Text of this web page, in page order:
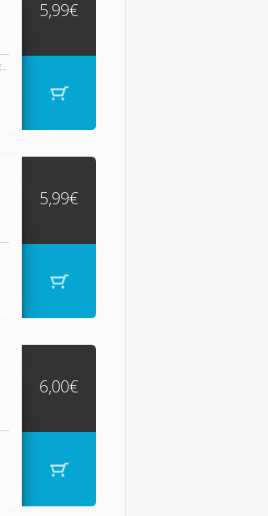
JAMES BROWN, DUEÑO INDISCUTIBLE DEL SOUL, CUYAS ÚNICAS INFLUENCIAS FUERON DIOS Y SU FUERZA DE DETERMINACIÓN, JAMES BROWN TOCÓ EN SU DORADA JUVENTUD VARIOS TEMAS DE RHYTHM & BLUES.- HTTP://WWW.FUNKY-STUFF.COM/ "THE GODFATHER OF SOUL" (EL PADRINO DEL SOUL).1 CAN'T GET ANY HARDER CLIVILLES, COLE, HIGGINS ... 3:53 COMPOSED BY: CLIVILLES, COLE, HIGGINS, JACKSON, RAMOS, SCOTT, SMITH 2 JUST DO IT BROWNE, MOWAT, ROMEO 4:37 3 MINE ALL MINE BROWNE, MOWAT, ROMEO 4:15 4 WATCH ME BROWNE, MOWAT, ROMEO 3:58 5 GEORGIA-LINA BROWN, SHERRELL 5:03 6 SHOW ME YOUR FRIENDS BROWNE, MOWAT, ROMEO 5:03 7 EVERYBODY'S GOT A THANG BROWN 3:57 8 HOW LONG BROWNE, MOWAT, ROMEO 5:29 9 MAKE IT FUNKY 2000 BROWN 4:56 10 MOMENTS BROWNE, MOWAT, ROMEO 8:05
5,99€
5,99€
6,00€